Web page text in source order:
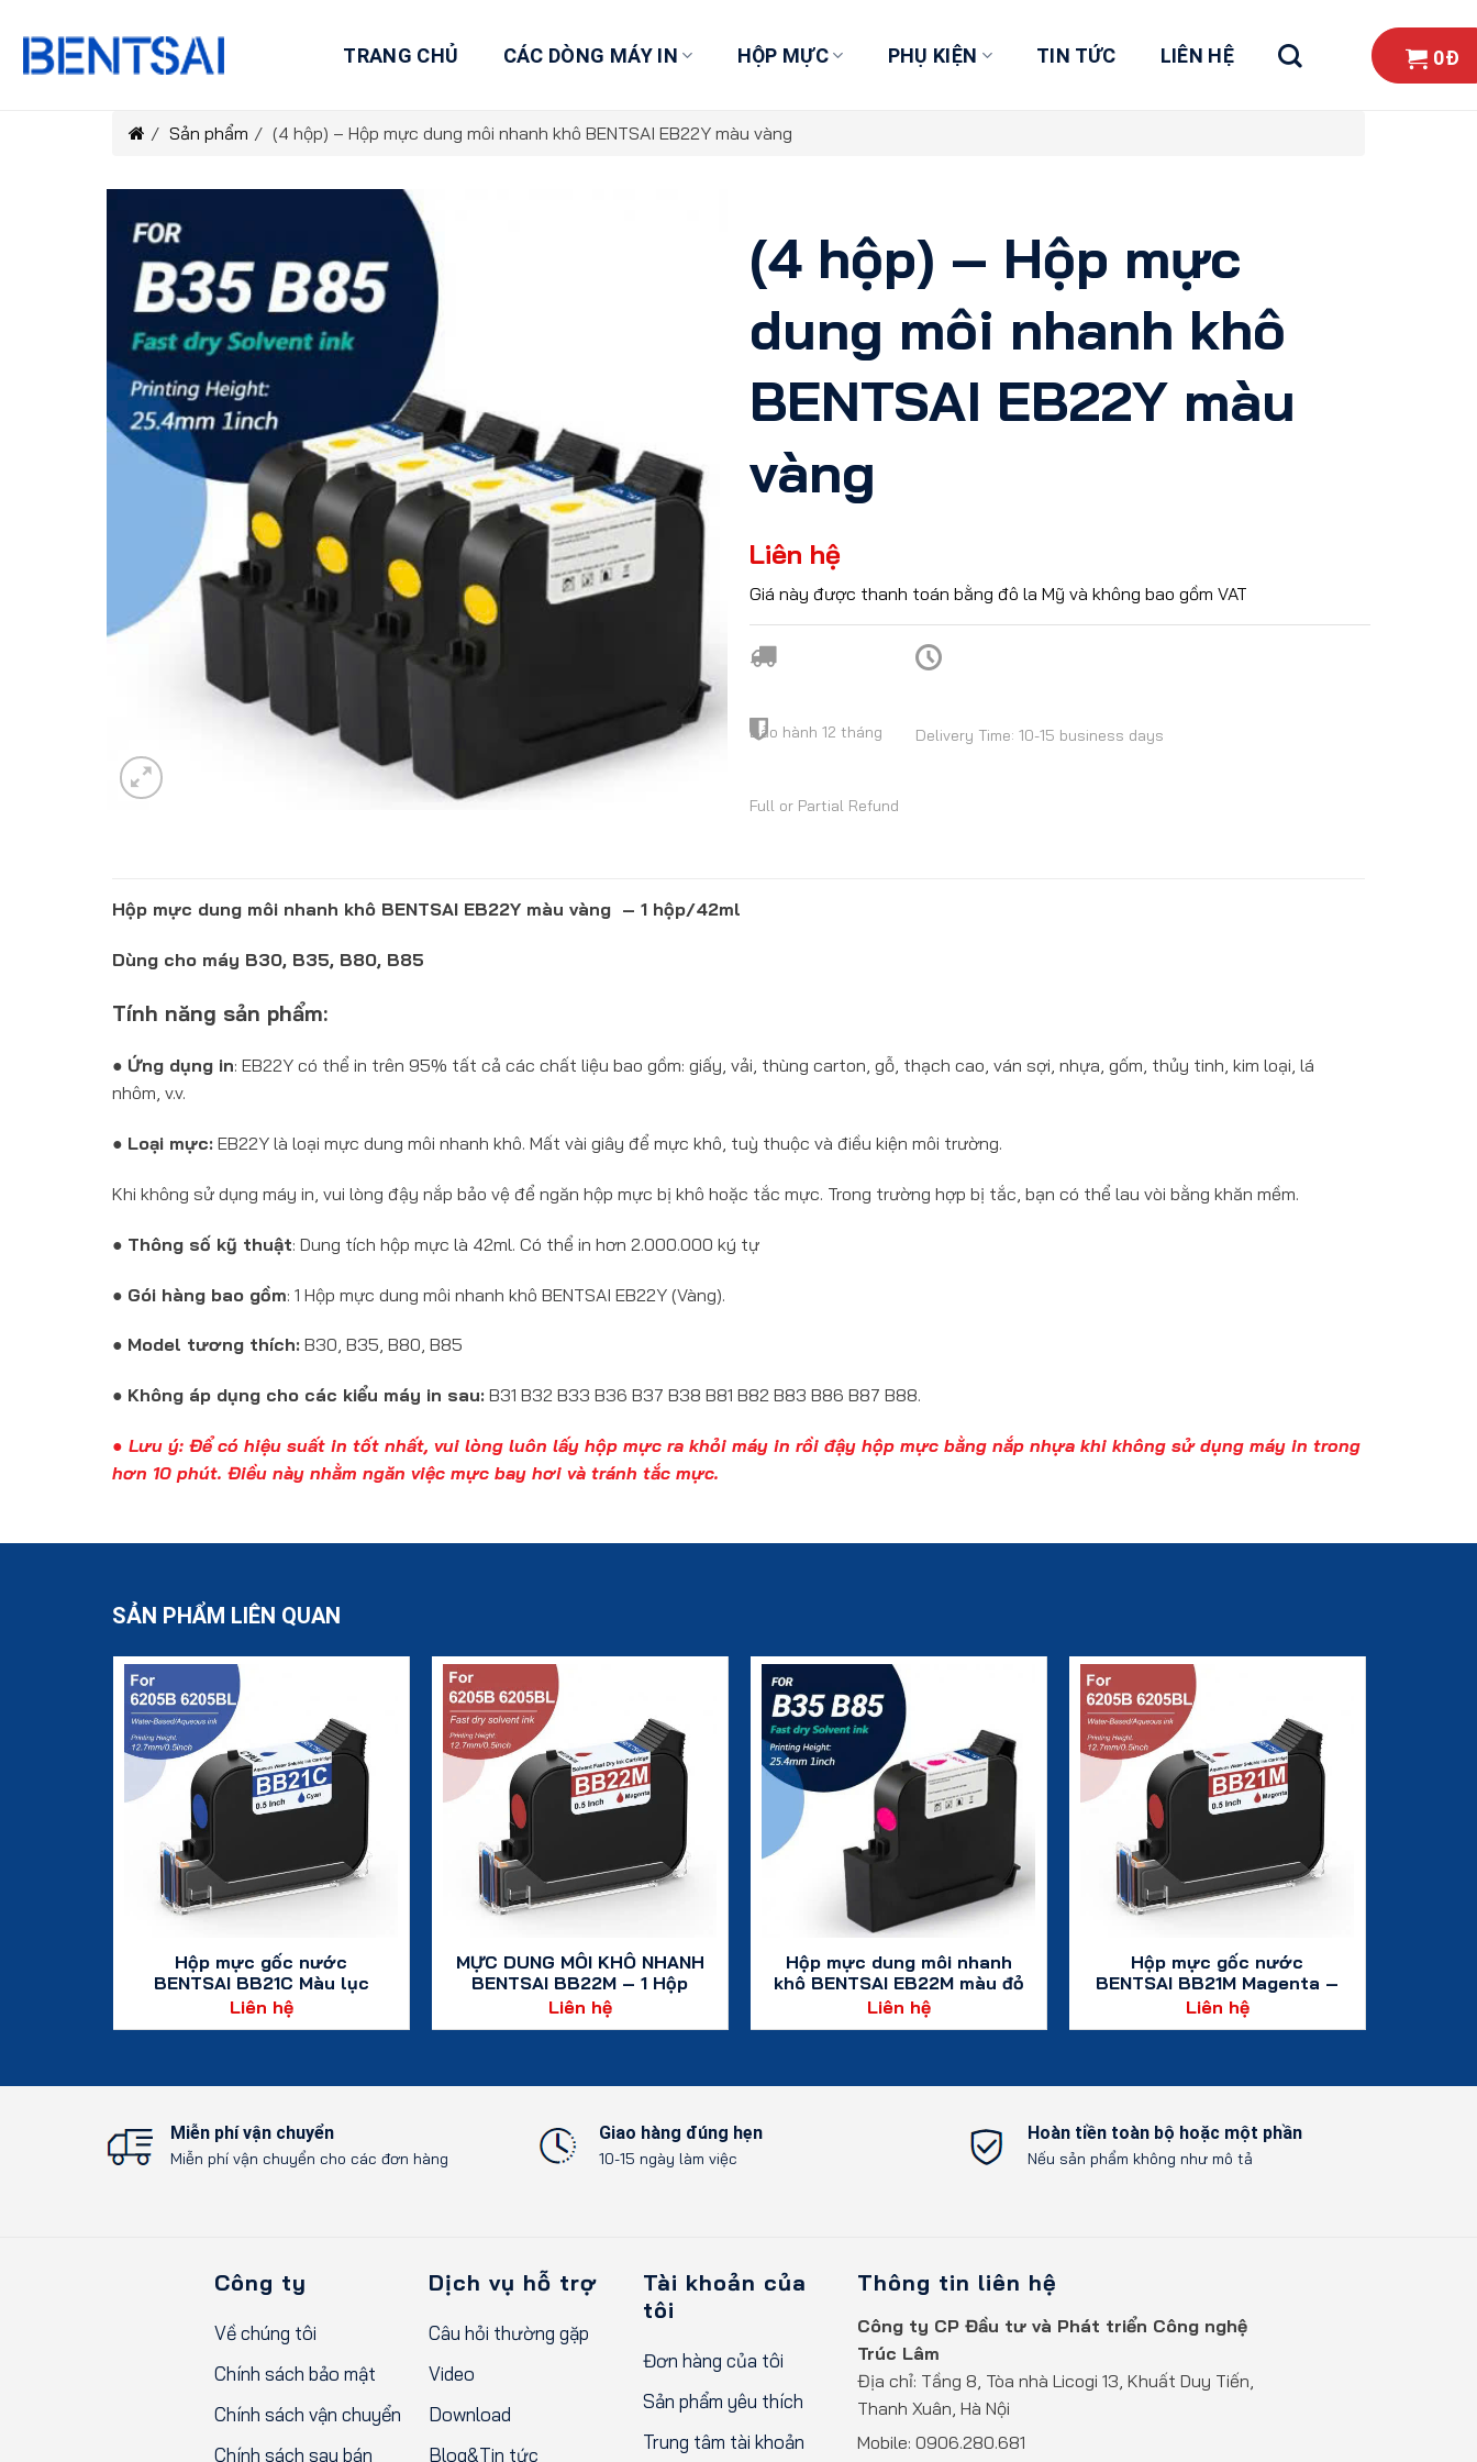
content
TRANG CHỦ CÁC DÒNG MÁY IN HỘP MỰC PHỤ KIỆN TIN TỨC LIÊN HỆ 0Đ
/ Sản phẩm / (4 hộp) – Hộp mực dung môi nhanh khô BENTSAI EB22Y màu vàng
(4 hộp) – Hộp mực
dung môi nhanh khô
BENTSAI EB22Y màu
vàng
Liên hệ
Giá này được thanh toán bằng đô la Mỹ và không bao gồm VAT
Bảo hành 12 tháng Delivery Time: 10-15 business days
Full or Partial Refund
Hộp mực dung môi nhanh khô BENTSAI EB22Y màu vàng – 1 hộp/42ml
Dùng cho máy B30, B35, B80, B85
Tính năng sản phẩm:
● Ứng dụng in: EB22Y có thể in trên 95% tất cả các chất liệu bao gồm: giấy, vải, thùng carton, gỗ, thạch cao, ván sợi, nhựa, gốm, thủy tinh, kim loại, lá
nhôm, v.v.
● Loại mực: EB22Y là loại mực dung môi nhanh khô. Mất vài giây để mực khô, tuỳ thuộc và điều kiện môi trường.
Khi không sử dụng máy in, vui lòng đậy nắp bảo vệ để ngăn hộp mực bị khô hoặc tắc mực. Trong trường hợp bị tắc, bạn có thể lau vòi bằng khăn mềm.
● Thông số kỹ thuật: Dung tích hộp mực là 42ml. Có thể in hơn 2.000.000 ký tự
● Gói hàng bao gồm: 1 Hộp mực dung môi nhanh khô BENTSAI EB22Y (Vàng).
● Model tương thích: B30, B35, B80, B85
● Không áp dụng cho các kiểu máy in sau: B31 B32 B33 B36 B37 B38 B81 B82 B83 B86 B87 B88.
● Lưu ý: Để có hiệu suất in tốt nhất, vui lòng luôn lấy hộp mực ra khỏi máy in rồi đậy hộp mực bằng nắp nhựa khi không sử dụng máy in trong
hơn 10 phút. Điều này nhằm ngăn việc mực bay hơi và tránh tắc mực.
SẢN PHẨM LIÊN QUAN
Hộp mực gốc nước
BENTSAI BB21C Màu lục
lam – 42ml
Liên hệ
MỰC DUNG MÔI KHÔ NHANH
BENTSAI BB22M – 1 Hộp
Liên hệ
Hộp mực dung môi nhanh
khô BENTSAI EB22M màu đỏ
– 42ml
Liên hệ
Hộp mực gốc nước
BENTSAI BB21M Magenta –
42ml
Liên hệ
Miễn phí vận chuyển
Miễn phí vận chuyển cho các đơn hàng
Giao hàng đúng hẹn
10-15 ngày làm việc
Hoàn tiền toàn bộ hoặc một phần
Nếu sản phẩm không như mô tả
Công ty
Về chúng tôi
Chính sách bảo mật
Chính sách vận chuyển
Chính sách sau bán
Dịch vụ hỗ trợ
Câu hỏi thường gặp
Video
Download
Blog&Tin tức
Tài khoản của
tôi
Đơn hàng của tôi
Sản phẩm yêu thích
Trung tâm tài khoản
Thông tin liên hệ
Công ty CP Đầu tư và Phát triển Công nghệ
Trúc Lâm
Địa chỉ: Tầng 8, Tòa nhà Licogi 13, Khuất Duy Tiến,
Thanh Xuân, Hà Nội
Mobile: 0906.280.681